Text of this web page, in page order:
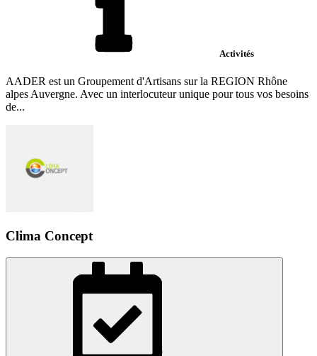
Activités
AADER est un Groupement d'Artisans sur la REGION Rhône
alpes Auvergne. Avec un interlocuteur unique pour tous vos besoins
de...
Clima Concept